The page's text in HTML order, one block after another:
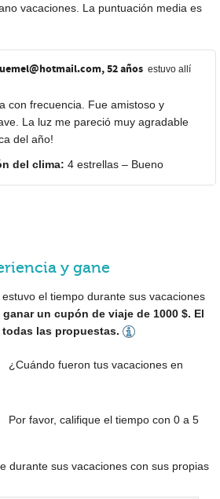
vacaciones. La puntuación media es
52 años estuvo allí
con frecuencia. Fue amistoso y
La luz me pareció muy agradable
del año!
del clima: 4 estrellas – Bueno
y gane
el tiempo durante sus vacaciones
un cupón de viaje de 1000 $. El
las propuestas.
¿Cuándo fueron tus vacaciones en
Por favor, califique el tiempo con 0 a 5
durante sus vacaciones con sus propias